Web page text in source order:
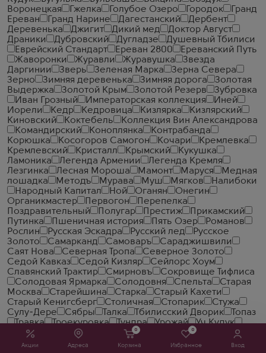
Акции Адреса
0
Корзина
0
Избранное Вход
Воронецкая
Гжелка Голубое Озеро Городок
Гранд
Ереван
Гранд Нарине Дагестанский
Дербент
Деревенька
Джигит Дикий мед
Доктор Август
Драники
Дубровский Дугладзе
Душевный Тбилиси
Еврейский Стандарт
Ереван 2800
Ереванский Путь
Жаворонки
Журавли Журавушка
Звезда
Даргинии
Зверь Зеленая Марка
Зерна Севера
Зерно
Зимняя деревенька Зимняя дорога
Золотая
Выдержка
Золотой Крым Золотой Резерв
Зубровка
Иван Грозный
Императорская коллекция
Иней
Иорели
Кедр Кедровица Кизлярка
Кизлярский
Киновский
Коктебель
Коллекция Вин Александрова
Командирский
Коноплянка
Контрабанда
Корюшка
Косогоров Самогон Кочари
Кремлевка
Кремлевский
Кристалл Крымский
Кукушка
Ламоника
Легенда Армении
Легенда Кремля
Лезгинка
Лесная Мороша Мамонт Маруся
Медная
лошадка
Методъ Мурава Муш Мягков
Налибоки
Народный Капитал
Ной Оганян
Онегин
Органикмастер
Первогон
Перепелка
Поздравительный
Полугар Престиж
Прикамский
Путинка
Пшеничная история Пять Озер
Романов
Рослин
Русская Эскадра Русский лед
Русское
Золото
Самарканд Самоваръ
Сараджишвили
Саят Нова
Северная Тропа
Северное Золото
Седой Кавказ
Седой Кизляр
Сейлорс Хоум
Славянский Трактир
Смирновъ
Сокровище Тифлиса
Солодовая Ярмарка
Солодовня Спельта
Старая
Москва
Старейшина Старка
Старый Кахети
Старый Кенигсберг
Столичная Стопарик
Стужа
Сулу-Дере
Сябры Талка Тбилисский Дворик
Топаз
Травка
Троекуровка Тундра Урожай
Уч Кудук
Фанагория
Форсаж Ханская
Хлеб & Соль
Хлебная долина
Хлебная Мера
Хлебная Половинка